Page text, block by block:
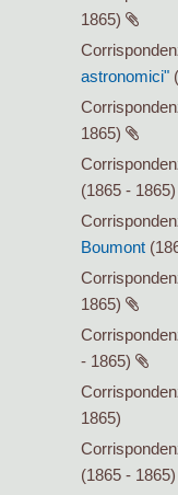
1865)
astronomici"
1865)
(1865 - 1865)
Boumont
1865)
- 1865)
1865)
(1865 - 1865)